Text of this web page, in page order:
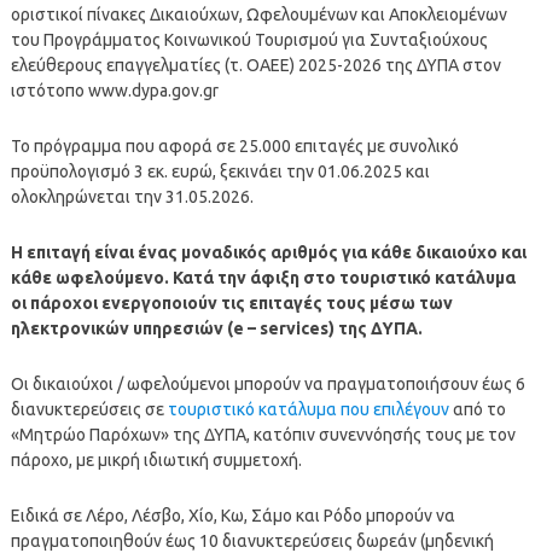
οριστικοί πίνακες Δικαιούχων, Ωφελουμένων και Αποκλειομένων
του Προγράμματος Κοινωνικού Τουρισμού για Συνταξιούχους
ελεύθερους επαγγελματίες (τ. ΟΑΕΕ) 2025-2026 της ΔΥΠΑ στον
ιστότοπο www.dypa.gov.gr
Το πρόγραμμα που αφορά σε 25.000 επιταγές με συνολικό
προϋπολογισμό 3 εκ. ευρώ, ξεκινάει την 01.06.2025 και
ολοκληρώνεται την 31.05.2026.
Η επιταγή είναι ένας μοναδικός αριθμός για κάθε δικαιούχο και
κάθε ωφελούμενο. Κατά την άφιξη στο τουριστικό κατάλυμα
οι πάροχοι ενεργοποιούν τις επιταγές τους μέσω των
ηλεκτρονικών υπηρεσιών (e – services) της ΔΥΠΑ.
Οι δικαιούχοι / ωφελούμενοι μπορούν να πραγματοποιήσουν έως 6
διανυκτερεύσεις σε τουριστικό κατάλυμα που επιλέγουναπό το
«Μητρώο Παρόχων» της ΔΥΠΑ, κατόπιν συνεννόησής τους με τον
πάροχο, με μικρή ιδιωτική συμμετοχή.
Ειδικά σε Λέρο, Λέσβο, Χίο, Κω, Σάμο και Ρόδο μπορούν να
πραγματοποιηθούν έως 10 διανυκτερεύσεις δωρεάν (μηδενική